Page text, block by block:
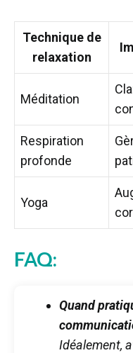
Technique de
relaxation
Méditation
Respiration
profonde
Yoga
FAQ:
Quand
Idéalement,